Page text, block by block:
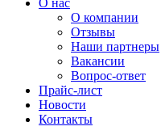
О нас
О компании
Отзывы
Наши партнеры
Вакансии
Вопрос-ответ
Прайс-лист
Новости
Контакты